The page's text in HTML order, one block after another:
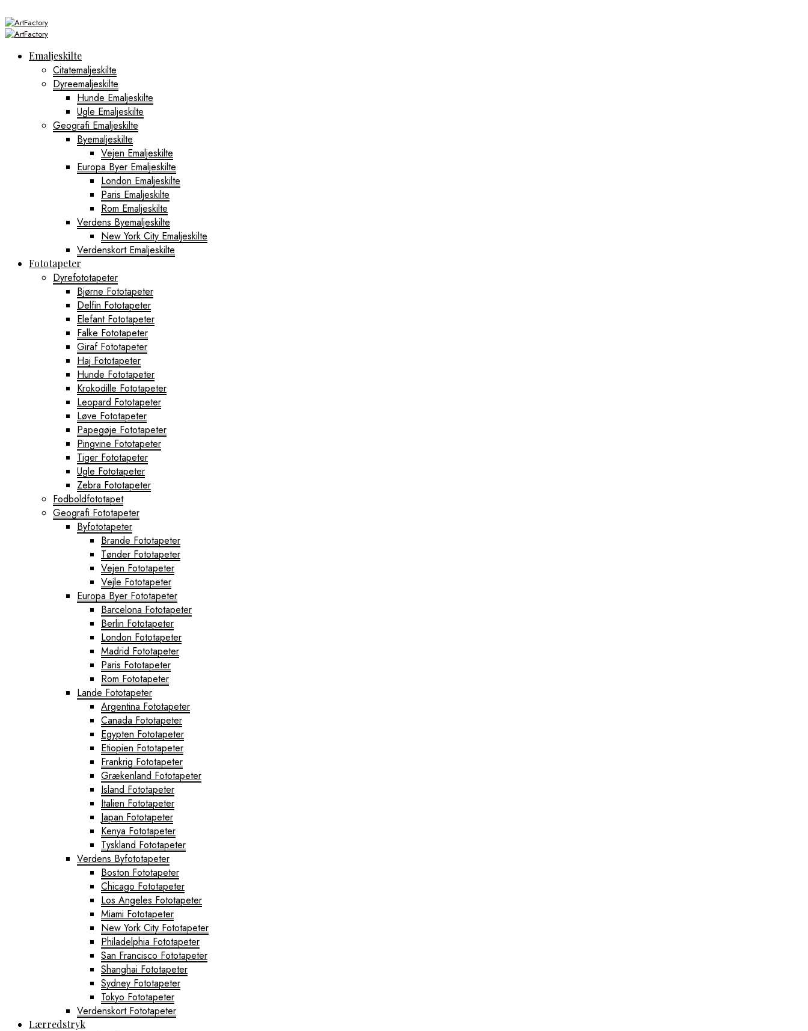
Emaljeskilte
Citatemaljeskilte
Dyreemaljeskilte
Hunde Emaljeskilte
Ugle Emaljeskilte
Geografi Emaljeskilte
Byemaljeskilte
Vejen Emaljeskilte
Europa Byer Emaljeskilte
London Emaljeskilte
Paris Emaljeskilte
Rom Emaljeskilte
Verdens Byemaljeskilte
New York City Emaljeskilte
Verdenskort Emaljeskilte
Fototapeter
Dyrefototapeter
Bjørne Fototapeter
Delfin Fototapeter
Elefant Fototapeter
Falke Fototapeter
Giraf Fototapeter
Haj Fototapeter
Hunde Fototapeter
Krokodille Fototapeter
Leopard Fototapeter
Løve Fototapeter
Papegøje Fototapeter
Pingvine Fototapeter
Tiger Fototapeter
Ugle Fototapeter
Zebra Fototapeter
Fodboldfototapet
Geografi Fototapeter
Byfototapeter
Brande Fototapeter
Tønder Fototapeter
Vejen Fototapeter
Vejle Fototapeter
Europa Byer Fototapeter
Barcelona Fototapeter
Berlin Fototapeter
London Fototapeter
Madrid Fototapeter
Paris Fototapeter
Rom Fototapeter
Lande Fototapeter
Argentina Fototapeter
Canada Fototapeter
Egypten Fototapeter
Etiopien Fototapeter
Frankrig Fototapeter
Grækenland Fototapeter
Island Fototapeter
Italien Fototapeter
Japan Fototapeter
Kenya Fototapeter
Tyskland Fototapeter
Verdens Byfototapeter
Boston Fototapeter
Chicago Fototapeter
Los Angeles Fototapeter
Miami Fototapeter
New York City Fototapeter
Philadelphia Fototapeter
San Francisco Fototapeter
Shanghai Fototapeter
Sydney Fototapeter
Tokyo Fototapeter
Verdenskort Fototapeter
Lærredstryk